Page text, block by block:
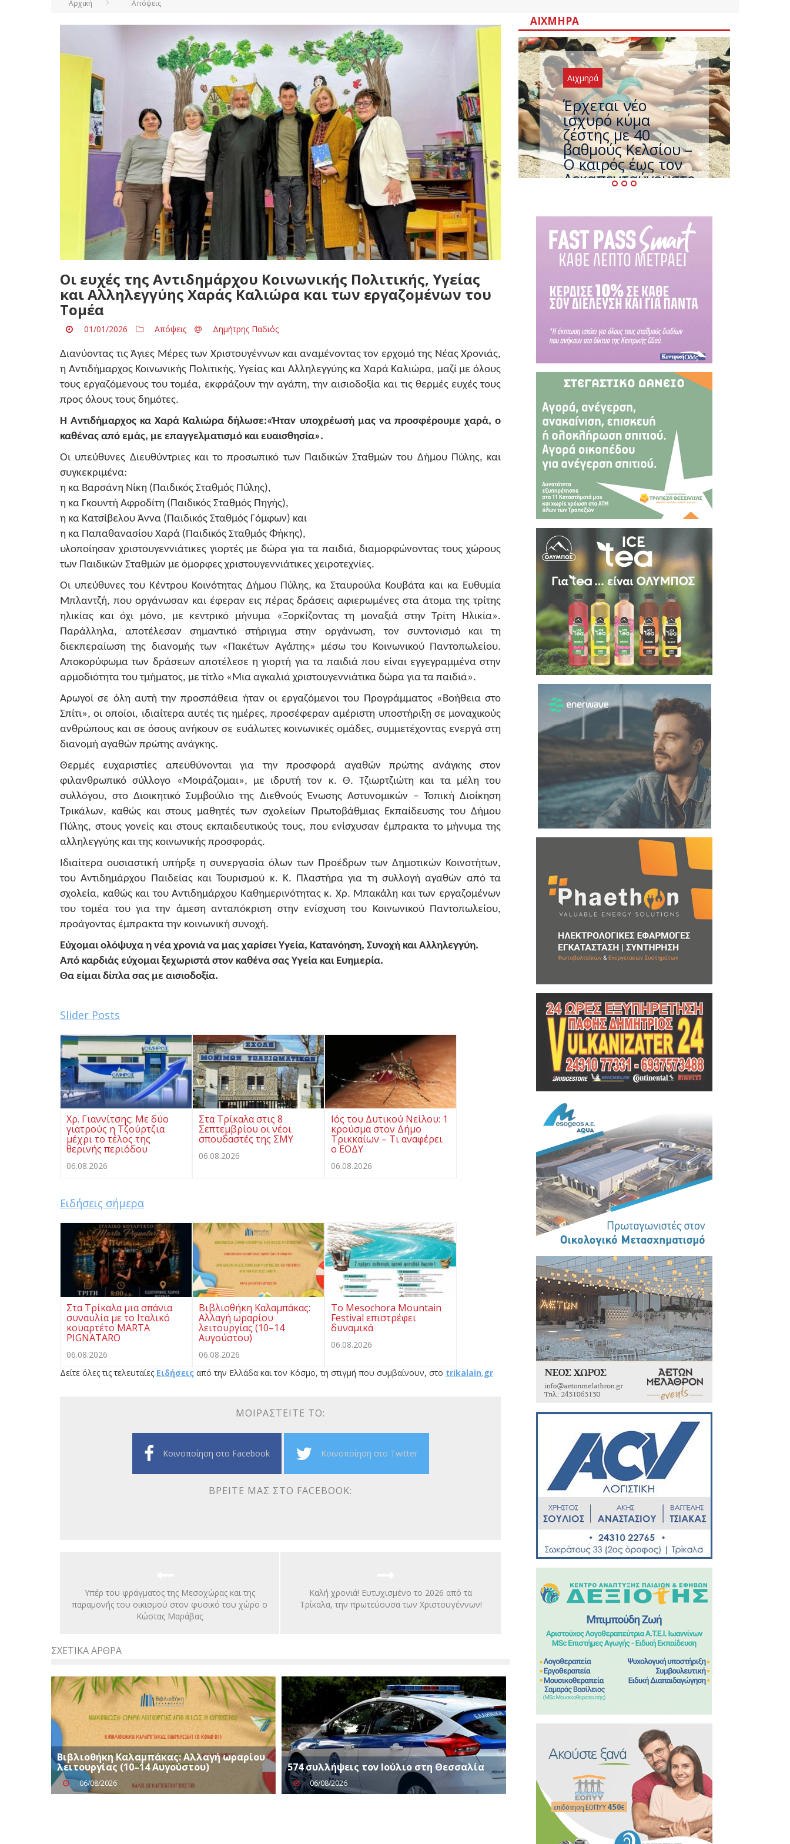
Αρχική Απόψεις
Οι ευχές της Αντιδημάρχου Κοινωνικής Πολιτικής, Υγείας
και Αλληλεγγύης Χαράς Καλιώρα και των εργαζομένων του
Τομέα
01/01/2026 Απόψεις Δημήτρης Παδιός
Διανύοντας τις Άγιες Μέρες των Χριστουγέννων και αναμένοντας τον ερχομό της Νέας Χρονιάς,
η Αντιδήμαρχος Κοινωνικής Πολιτικής, Υγείας και Αλληλεγγύης κα Χαρά Καλιώρα, μαζί με όλους
τους εργαζόμενους του τομέα, εκφράζουν την αγάπη, την αισιοδοξία και τις θερμές ευχές τους
προς όλους τους δημότες.
Η Αντιδήμαρχος κα Χαρά Καλιώρα δήλωσε:«Ήταν υποχρέωσή μας να προσφέρουμε χαρά, ο
καθένας από εμάς, με επαγγελματισμό και ευαισθησία».
Οι υπεύθυνες Διευθύντριες και το προσωπικό των Παιδικών Σταθμών του Δήμου Πύλης, και
συγκεκριμένα:
η κα Βαρσάνη Νίκη (Παιδικός Σταθμός Πύλης),
η κα Γκουντή Αφροδίτη (Παιδικός Σταθμός Πηγής),
η κα Κατσίβελου Άννα (Παιδικός Σταθμός Γόμφων) και
η κα Παπαθανασίου Χαρά (Παιδικός Σταθμός Φήκης),
υλοποίησαν χριστουγεννιάτικες γιορτές με δώρα για τα παιδιά, διαμορφώνοντας τους χώρους
των Παιδικών Σταθμών με όμορφες χριστουγεννιάτικες χειροτεχνίες.
Οι υπεύθυνες του Κέντρου Κοινότητας Δήμου Πύλης, κα Σταυρούλα Κουβάτα και κα Ευθυμία
Μπλαντζή, που οργάνωσαν και έφεραν εις πέρας δράσεις αφιερωμένες στα άτομα της τρίτης
ηλικίας και όχι μόνο, με κεντρικό μήνυμα «Ξορκίζοντας τη μοναξιά στην Τρίτη Ηλικία».
Παράλληλα, αποτέλεσαν σημαντικό στήριγμα στην οργάνωση, τον συντονισμό και τη
διεκπεραίωση της διανομής των «Πακέτων Αγάπης» μέσω του Κοινωνικού Παντοπωλείου.
Αποκορύφωμα των δράσεων αποτέλεσε η γιορτή για τα παιδιά που είναι εγγεγραμμένα στην
αρμοδιότητα του τμήματος, με τίτλο «Μια αγκαλιά χριστουγεννιάτικα δώρα για τα παιδιά».
Αρωγοί σε όλη αυτή την προσπάθεια ήταν οι εργαζόμενοι του Προγράμματος «Βοήθεια στο
Σπίτι», οι οποίοι, ιδιαίτερα αυτές τις ημέρες, προσέφεραν αμέριστη υποστήριξη σε μοναχικούς
ανθρώπους και σε όσους ανήκουν σε ευάλωτες κοινωνικές ομάδες, συμμετέχοντας ενεργά στη
διανομή αγαθών πρώτης ανάγκης.
Θερμές ευχαριστίες απευθύνονται για την προσφορά αγαθών πρώτης ανάγκης στον
φιλανθρωπικό σύλλογο «Μοιράζομαι», με ιδρυτή τον κ. Θ. Τζιωρτζιώτη και τα μέλη του
συλλόγου, στο Διοικητικό Συμβούλιο της Διεθνούς Ένωσης Αστυνομικών – Τοπική Διοίκηση
Τρικάλων, καθώς και στους μαθητές των σχολείων Πρωτοβάθμιας Εκπαίδευσης του Δήμου
Πύλης, στους γονείς και στους εκπαιδευτικούς τους, που ενίσχυσαν έμπρακτα το μήνυμα της
αλληλεγγύης και της κοινωνικής προσφοράς.
Ιδιαίτερα ουσιαστική υπήρξε η συνεργασία όλων των Προέδρων των Δημοτικών Κοινοτήτων,
του Αντιδημάρχου Παιδείας και Τουρισμού κ. Κ. Πλαστήρα για τη συλλογή αγαθών από τα
σχολεία, καθώς και του Αντιδημάρχου Καθημερινότητας κ. Χρ. Μπακάλη και των εργαζομένων
του τομέα του για την άμεση ανταπόκριση στην ενίσχυση του Κοινωνικού Παντοπωλείου,
προάγοντας έμπρακτα την κοινωνική συνοχή.
Εύχομαι ολόψυχα η νέα χρονιά να μας χαρίσει Υγεία, Κατανόηση, Συνοχή και Αλληλεγγύη.
Από καρδιάς εύχομαι ξεχωριστά στον καθένα σας Υγεία και Ευημερία.
Θα είμαι δίπλα σας με αισιοδοξία.
Slider Posts
Χρ. Γιαννίτσης: Με δύο
γιατρούς η Τζούρτζια
μέχρι το τέλος της
θερινής περιόδου
06.08.2026
Στα Τρίκαλα στις 8
Σεπτεμβρίου οι νέοι
σπουδαστές της ΣΜΥ
06.08.2026
Ιός του Δυτικού Νείλου: 1
κρούσμα στον Δήμο
Τρικκαίων – Τι αναφέρει
ο ΕΟΔΥ
06.08.2026
Ειδήσεις σήμερα
Στα Τρίκαλα μια σπάνια
συναυλία με το Ιταλικό
κουαρτέτο MARTA
PIGNATARO
06.08.2026
Βιβλιοθήκη Καλαμπάκας:
Αλλαγή ωραρίου
λειτουργίας (10–14
Αυγούστου)
06.08.2026
Το Mesochora Mountain
Festival επιστρέφει
δυναμικά
06.08.2026
Δείτε όλες τις τελευταίες Ειδήσεις από την Ελλάδα και τον Κόσμο, τη στιγμή που συμβαίνουν, στο trikalain.gr
ΜΟΙΡΑΣΤΕΊΤΕ ΤΟ:
Κοινοποίηση στο Facebook Κοινοποίηση στο Twitter
ΒΡΕΊΤΕ ΜΑΣ ΣΤΟ FACEBOOK:
Υπέρ του φράγματος της Μεσοχώρας και της
παραμονής του οικισμού στον φυσικό του χώρο ο
Κώστας Μαράβας
Καλή χρονιά! Ευτυχισμένο το 2026 από τα
Τρίκαλα, την πρωτεύουσα των Χριστουγέννων!
ΣΧΕΤΙΚΆ ΆΡΘΡΑ
Βιβλιοθήκη Καλαμπάκας: Αλλαγή ωραρίου
λειτουργίας (10–14 Αυγούστου)
06/08/2026
574 συλλήψεις τον Ιούλιο στη Θεσσαλία
06/08/2026
ΑΙΧΜΗΡΆ
Αιχμηρά
Άφαντος ο
Τσίπρας… την ώρα
που η χώρα
καίγεται